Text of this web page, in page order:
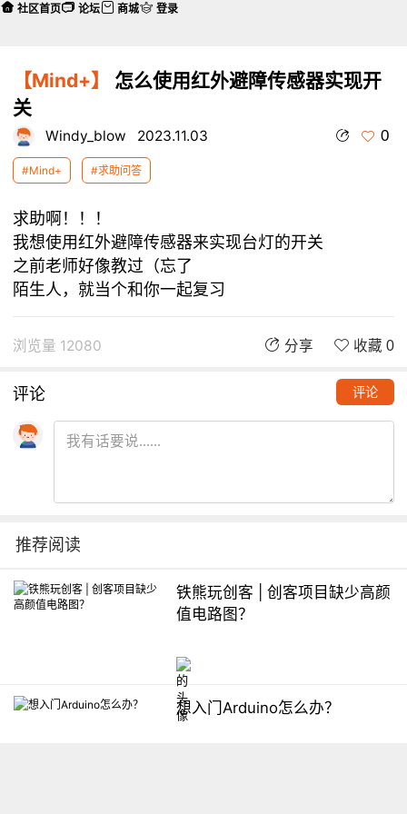
【Mind+】
怎么使用红外避障传感器实现开
关
Windy_blow 2023.11.03 0
#Mind+ #求助问答
求助啊！！！
我想使用红外避障传感器来实现台灯的开关
之前老师好像教过（忘了
陌生人，就当个和你一起复习
浏览量 12080 分享 收藏 0
评论 评论
推荐阅读
铁熊玩创客 | 创客项目缺少高颜
值电路图？
想入门Arduino怎么办？
社区首页 论坛 商城 登录